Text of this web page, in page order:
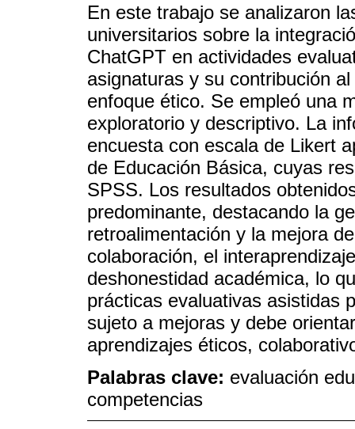
En este trabajo se analizaron
universitarios sobre la
ChatGPT en actividades
asignaturas y su contribución
enfoque ético. Se empleó una
exploratorio y descriptivo. La
encuesta con escala de Likert
de Educación Básica, cuyas
SPSS. Los resultados
predominante, destacando la
retroalimentación y la mejora
colaboración, el
deshonestidad académica, lo
prácticas evaluativas asistidas
sujeto a mejoras y debe
aprendizajes éticos,
Palabras clave: evaluación
competencias